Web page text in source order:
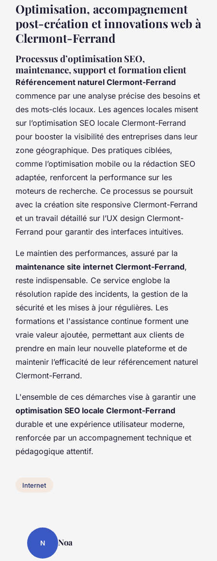
Optimisation, accompagnement
post-création et innovations web à
Clermont-Ferrand
Processus d’optimisation SEO,
maintenance, support et formation client
Référencement naturel Clermont-Ferrand
commence par une analyse précise des besoins et
des mots-clés locaux. Les agences locales misent
sur l’optimisation SEO locale Clermont-Ferrand
pour booster la visibilité des entreprises dans leur
zone géographique. Des pratiques ciblées,
comme l’optimisation mobile ou la rédaction SEO
adaptée, renforcent la performance sur les
moteurs de recherche. Ce processus se poursuit
avec la création site responsive Clermont-Ferrand
et un travail détaillé sur l’UX design Clermont-
Ferrand pour garantir des interfaces intuitives.
Le maintien des performances, assuré par la
maintenance site internet Clermont-Ferrand,
reste indispensable. Ce service englobe la
résolution rapide des incidents, la gestion de la
sécurité et les mises à jour régulières. Les
formations et l'assistance continue forment une
vraie valeur ajoutée, permettant aux clients de
prendre en main leur nouvelle plateforme et de
maintenir l’efficacité de leur référencement naturel
Clermont-Ferrand.
L'ensemble de ces démarches vise à garantir une
optimisation SEO locale Clermont-Ferrand
durable et une expérience utilisateur moderne,
renforcée par un accompagnement technique et
pédagogique attentif.
Internet
N Noa